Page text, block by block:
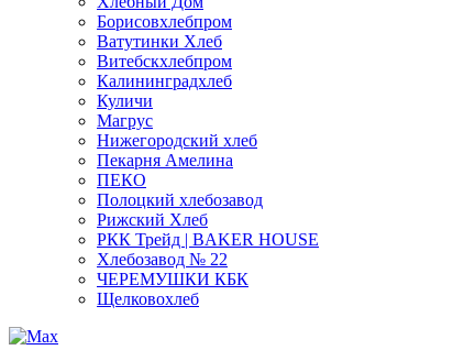
Борисовхлебпром
Ватутинки Хлеб
Витебскхлебпром
Калининградхлеб
Куличи
Магрус
Нижегородский хлеб
Пекарня Амелина
ПЕКО
Полоцкий хлебозавод
Рижский Хлеб
РКК Трейд | BAKER HOUSE
Хлебозавод № 22
ЧЕРЕМУШКИ КБК
Щелковохлеб